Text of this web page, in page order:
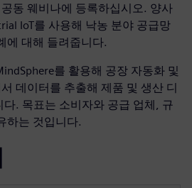
동 웨비나에 등록하십시오. 양사
IoT를 사용해 낙농 분야 공급망
에 대해 들려줍니다.
를 활용해 공장 자동화 및
데이터를 추출해 제품 및 생산 디
. 목표는 소비자와 공급 업체, 규
하는 것입니다.